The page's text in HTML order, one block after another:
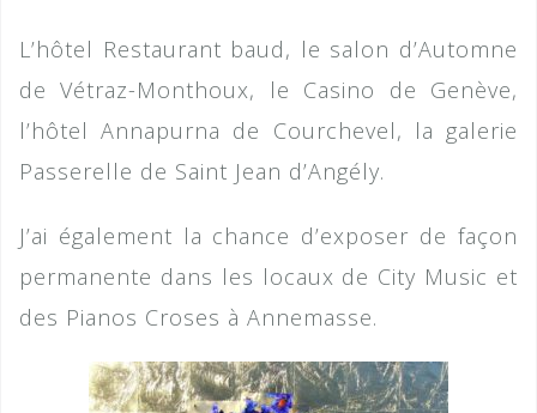
L’hôtel Restaurant baud, le salon d’Automne
de Vétraz-Monthoux, le Casino de Genève,
l’hôtel Annapurna de Courchevel, la galerie
Passerelle de Saint Jean d’Angély.
J’ai également la chance d’exposer de façon
permanente dans les locaux de City Music et
des Pianos Croses à Annemasse.